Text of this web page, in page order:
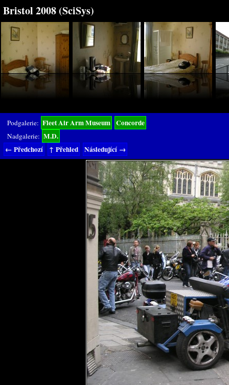
Bristol 2008 (SciSys)
Podgalerie: Fleet Air Arm Museum Concorde
Nadgalerie: M.D.
← Předchozí
↑ Přehled Následující →